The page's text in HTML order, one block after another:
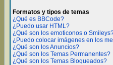
Formatos y tipos de temas
¿Qué es BBCode?
¿Puedo usar HTML?
¿Qué son los emoticonos o
¿Puedo colocar imágenes en los
¿Qué son los Anuncios?
¿Qué son los Temas Permanentes?
¿Qué son los Temas Bloqueados?